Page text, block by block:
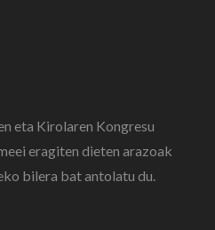
eta Kirolaren Kongresu
eragiten dieten arazoak
bilera bat antolatu du.